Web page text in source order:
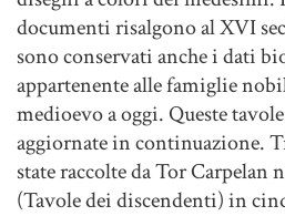
documenti risalgono al XVI
sono conservati anche i dati
appartenente alle famiglie
medioevo a oggi. Queste
aggiornate in continuazione.
state raccolte da Tor Carpelan
(Tavole dei discendenti) in